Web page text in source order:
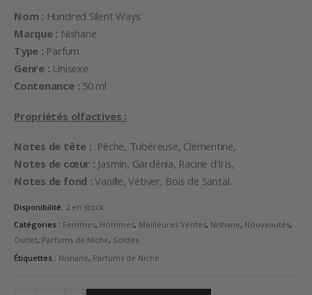
Nom : Hundred Silent Ways
Marque : Nishane
Type : Parfum
Genre : Unisexe
Contenance : 50 ml
Propriétés olfactives :
Notes de tête : Pêche, Tubéreuse, Clémentine,
Notes de cœur : Jasmin, Gardénia, Racine d’Iris,
Notes de fond :Vanille, Vétiver, Bois de Santal.
Disponibilité: 2 en stock
Catégories : Femmes, Hommes, Meilleures Ventes, Nishane, Nouveautés,
Outlet, Parfums de Niche, Soldes
Étiquettes : Nishane, Parfums de Niche